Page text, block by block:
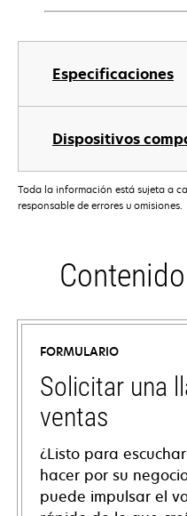
Especificaciones
Dispositivos
Toda la información está sujeta a
responsable de errores u omisiones.
FORMULARIO
Solicitar una
ventas
¿Listo para
hacer por su
puede impulsar el